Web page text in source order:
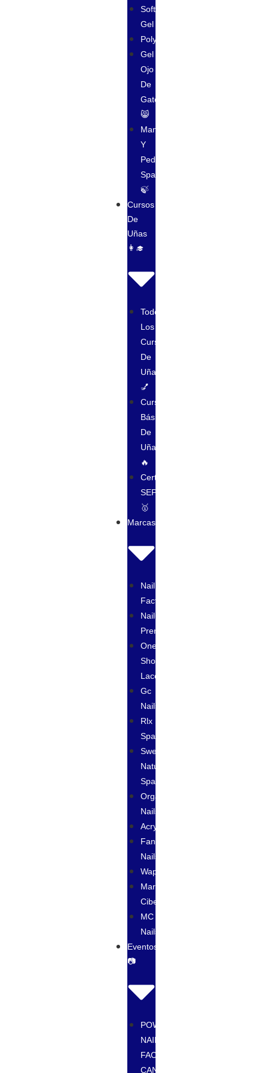
Soft
Gel
Polygel
Gel
Ojo
De
Gato
😸
Manicura
Y
Pedicura
Spa
🍃
Cursos
De
Uñas
👩‍🎓
Todos
Los
Cursos
De
Uñas
💅
Cursos
Básico
De
Uñas
🔥
Certificación
SEP
🥇
Marcas
Nail
Factory
Nailux
Premium
One
Shot
Laccover
Gc
Nails
Rlx
Spa
Sweet
Natural
Spa
Organic
Nails
Acrylove
Fantasy
Nails
Wapizima
Maria
Cibeles
MC
Nails
Eventos
📷
POWGEL
NAIL
FACTORY
CANCUN